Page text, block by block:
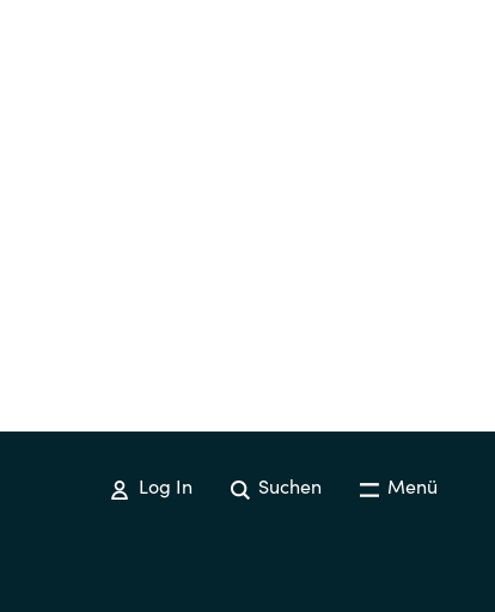
Log In Suchen Menü